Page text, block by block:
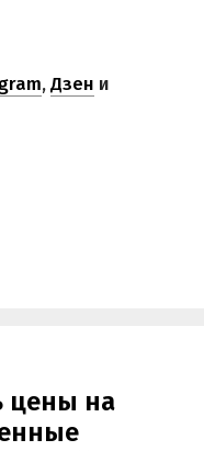
,Дзен и
цены на